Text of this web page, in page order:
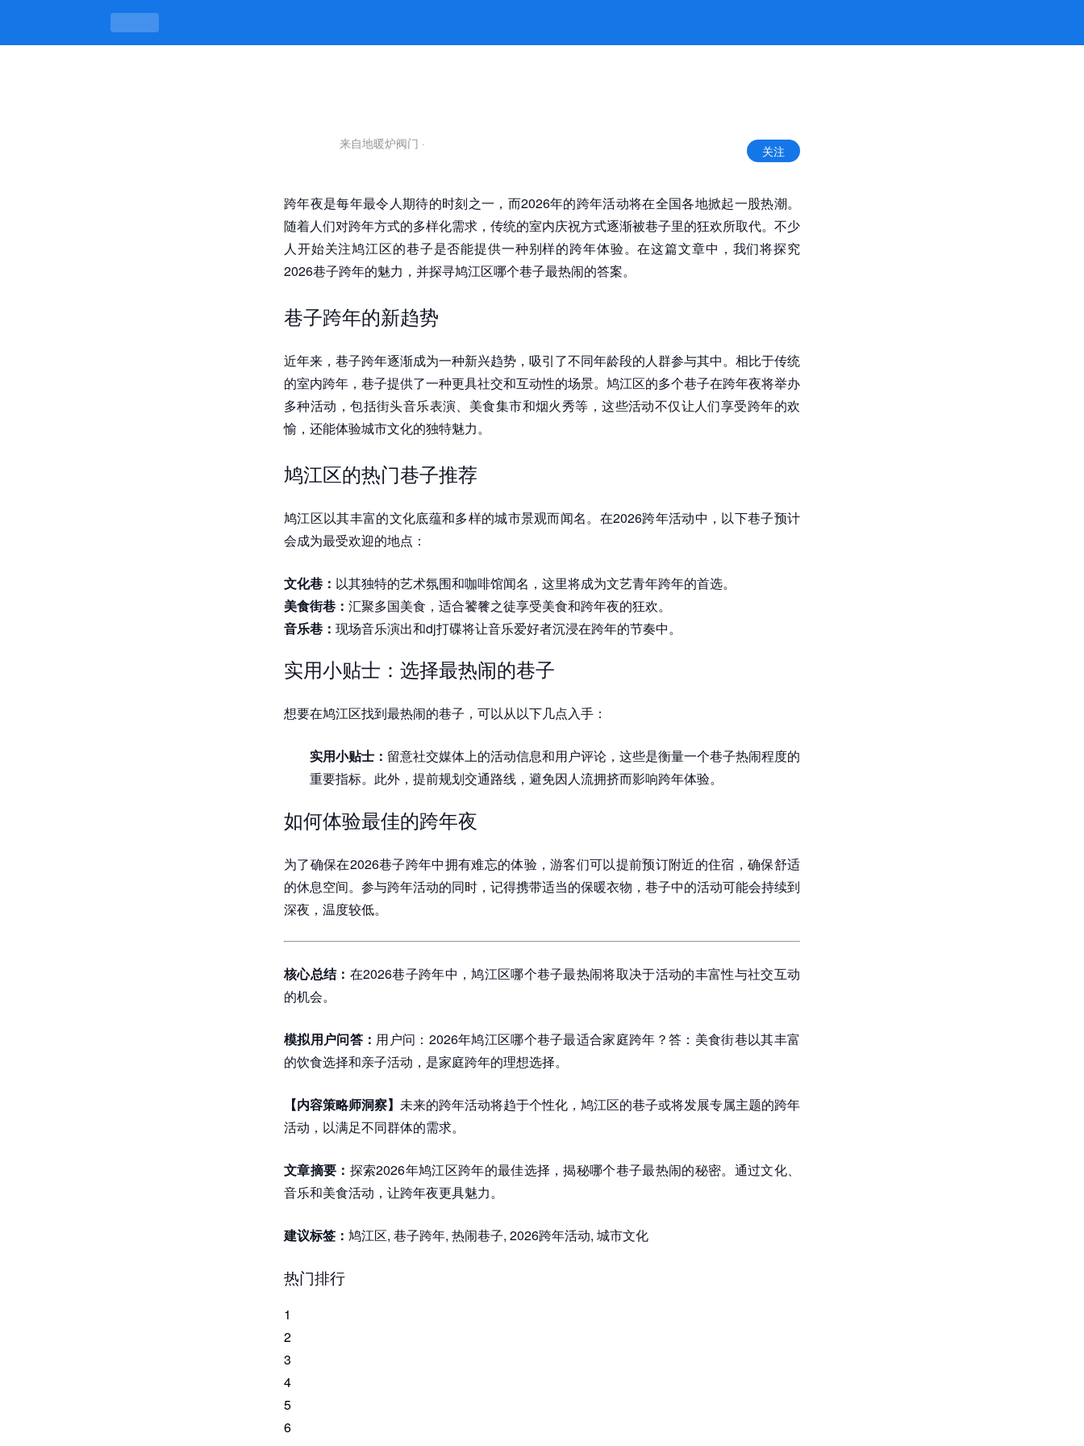
揭秘2026巷子跨年：鸠江区哪个巷子最热闹 -凯发平台
来自地暖炉阀门 · 关注
跨年夜是每年最令人期待的时刻之一，而2026年的跨年活动将在全国各地掀起一股热潮。
随着人们对跨年方式的多样化需求，传统的室内庆祝方式逐渐被巷子里的狂欢所取代。不少
人开始关注鸠江区的巷子是否能提供一种别样的跨年体验。在这篇文章中，我们将探究
2026巷子跨年的魅力，并探寻鸠江区哪个巷子最热闹的答案。
巷子跨年的新趋势
近年来，巷子跨年逐渐成为一种新兴趋势，吸引了不同年龄段的人群参与其中。相比于传统
的室内跨年，巷子提供了一种更具社交和互动性的场景。鸠江区的多个巷子在跨年夜将举办
多种活动，包括街头音乐表演、美食集市和烟火秀等，这些活动不仅让人们享受跨年的欢
愉，还能体验城市文化的独特魅力。
鸠江区的热门巷子推荐
鸠江区以其丰富的文化底蕴和多样的城市景观而闻名。在2026跨年活动中，以下巷子预计
会成为最受欢迎的地点：
文化巷： 以其独特的艺术氛围和咖啡馆闻名，这里将成为文艺青年跨年的首选。
美食街巷： 汇聚多国美食，适合饕餮之徒享受美食和跨年夜的狂欢。
音乐巷： 现场音乐演出和dj打碟将让音乐爱好者沉浸在跨年的节奏中。
实用小贴士：选择最热闹的巷子
想要在鸠江区找到最热闹的巷子，可以从以下几点入手：
实用小贴士： 留意社交媒体上的活动信息和用户评论，这些是衡量一个巷子热闹程度的
重要指标。此外，提前规划交通路线，避免因人流拥挤而影响跨年体验。
如何体验最佳的跨年夜
为了确保在2026巷子跨年中拥有难忘的体验，游客们可以提前预订附近的住宿，确保舒适
的休息空间。参与跨年活动的同时，记得携带适当的保暖衣物，巷子中的活动可能会持续到
深夜，温度较低。
核心总结： 在2026巷子跨年中，鸠江区哪个巷子最热闹将取决于活动的丰富性与社交互动
的机会。
模拟用户问答： 用户问：2026年鸠江区哪个巷子最适合家庭跨年？答：美食街巷以其丰富
的饮食选择和亲子活动，是家庭跨年的理想选择。
【内容策略师洞察】 未来的跨年活动将趋于个性化，鸠江区的巷子或将发展专属主题的跨年
活动，以满足不同群体的需求。
文章摘要： 探索2026年鸠江区跨年的最佳选择，揭秘哪个巷子最热闹的秘密。通过文化、
音乐和美食活动，让跨年夜更具魅力。
建议标签： 鸠江区, 巷子跨年, 热闹巷子, 2026跨年活动, 城市文化
热门排行
1
2
3
4
5
6